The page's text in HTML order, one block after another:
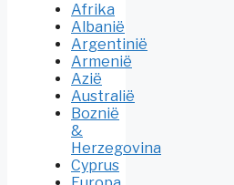
Afrika
Albanië
Argentinië
Armenië
Azië
Australië
Boznië
&
Herzegovina
Cyprus